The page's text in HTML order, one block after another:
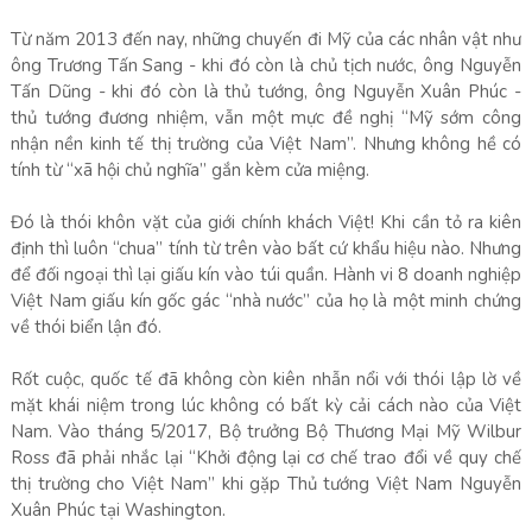
Từ năm 2013 đến nay, những chuyến đi Mỹ của các nhân vật như
ông Trương Tấn Sang - khi đó còn là chủ tịch nước, ông Nguyễn
Tấn Dũng - khi đó còn là thủ tướng, ông Nguyễn Xuân Phúc -
thủ tướng đương nhiệm, vẫn một mực đề nghị “Mỹ sớm công
nhận nền kinh tế thị trường của Việt Nam”. Nhưng không hề có
tính từ “xã hội chủ nghĩa” gắn kèm cửa miệng.
Đó là thói khôn vặt của giới chính khách Việt! Khi cần tỏ ra kiên
định thì luôn “chua” tính từ trên vào bất cứ khẩu hiệu nào. Nhưng
để đối ngoại thì lại giấu kín vào túi quần. Hành vi 8 doanh nghiệp
Việt Nam giấu kín gốc gác “nhà nước” của họ là một minh chứng
về thói biển lận đó.
Rốt cuộc, quốc tế đã không còn kiên nhẫn nổi với thói lập lờ về
mặt khái niệm trong lúc không có bất kỳ cải cách nào của Việt
Nam. Vào tháng 5/2017, Bộ trưởng Bộ Thương Mại Mỹ Wilbur
Ross đã phải nhắc lại “Khởi động lại cơ chế trao đổi về quy chế
thị trường cho Việt Nam” khi gặp Thủ tướng Việt Nam Nguyễn
Xuân Phúc tại Washington.